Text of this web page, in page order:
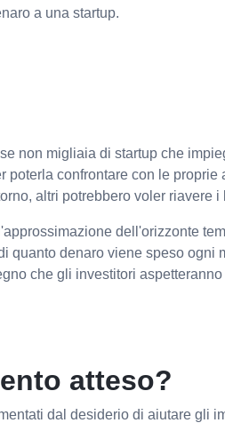
a una startup.
non migliaia di startup che
confrontare con le
altri potrebbero voler riavere
dell'orizzonte
quanto denaro viene speso
che gli investitori
atteso?
dal desiderio di aiutare gli